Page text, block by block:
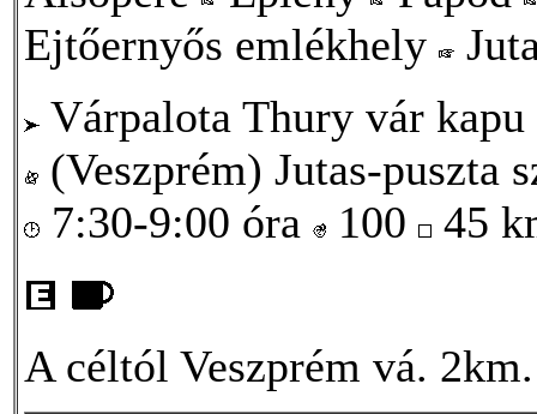
Ejtőernyős emlékhely
Várpalota Thury vár kapu
(Veszprém) Jutas-puszta
7:30-9:00 óra
100 45
A céltól Veszprém vá. 2km.